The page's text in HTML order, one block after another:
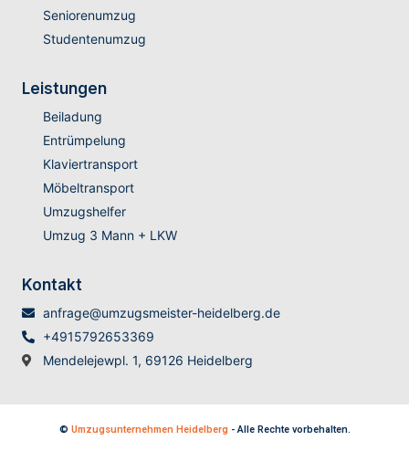
Seniorenumzug
Studentenumzug
Leistungen
Beiladung
Entrümpelung
Klaviertransport
Möbeltransport
Umzugshelfer
Umzug 3 Mann + LKW
Kontakt
anfrage@umzugsmeister-heidelberg.de
+4915792653369
Mendelejewpl. 1, 69126 Heidelberg
© Umzugsunternehmen Heidelberg - Alle Rechte vorbehalten.